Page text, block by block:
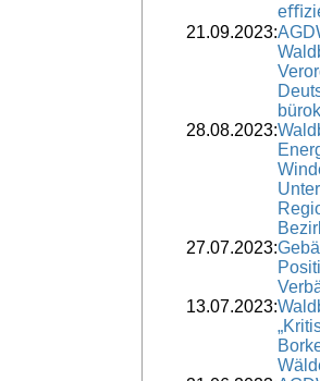
21.09.2023:
28.08.2023:
27.07.2023:
13.07.2023: